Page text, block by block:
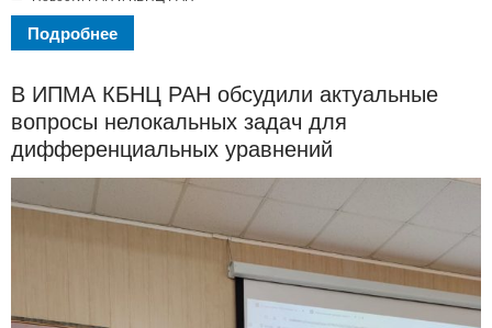
Подробнее
В ИПМА КБНЦ РАН обсудили актуальные
вопросы нелокальных задач для
дифференциальных уравнений